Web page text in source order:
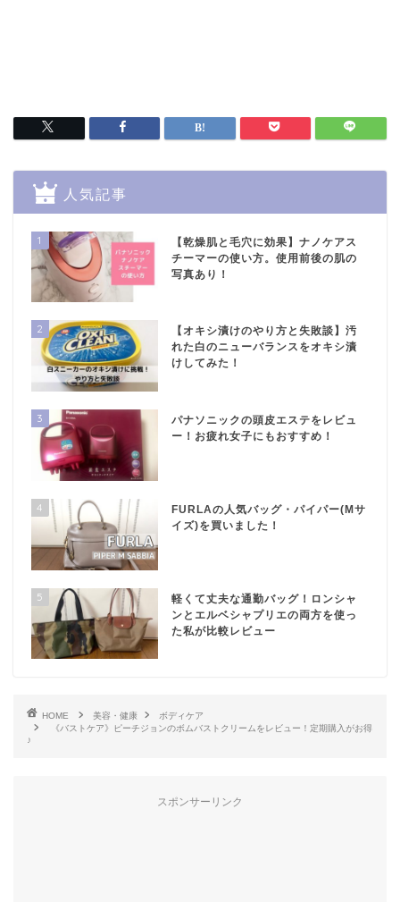
人気記事
1
【乾燥肌と毛穴に効果】ナノケアス
チーマーの使い方。使用前後の肌の
写真あり！
2
【オキシ漬けのやり方と失敗談】汚
れた白のニューバランスをオキシ漬
けしてみた！
3
パナソニックの頭皮エステをレビュ
ー！お疲れ女子にもおすすめ！
4
FURLAの人気バッグ・パイパー(Mサ
イズ)を買いました！
5
軽くて丈夫な通勤バッグ！ロンシャ
ンとエルベシャプリエの両方を使っ
た私が比較レビュー
HOME 美容・健康
ボディケア
《バストケア》ピーチジョンのボムバストクリームをレビュー！定期購入がお得
♪
スポンサーリンク